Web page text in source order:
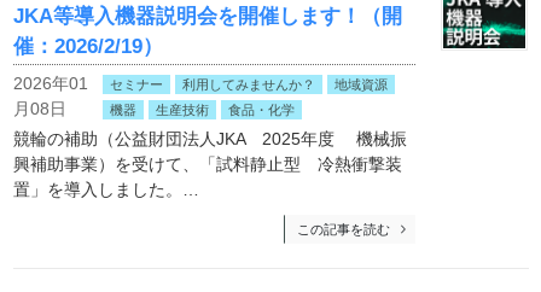
JKA等導入機器説明会を開催します！（開
催：2026/2/19）
2026年01
月08日
セミナー 利用してみませんか？
地域資源
機器
生産技術 食品・化学
競輪の補助（公益財団法人JKA 2025年度 機械振
興補助事業）を受けて、「試料静止型 冷熱衝撃装
置」を導入しました。…
この記事を読む